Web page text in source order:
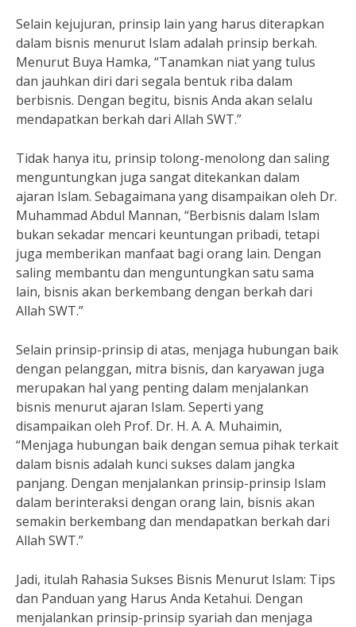
Selain kejujuran, prinsip lain yang harus diterapkan
dalam bisnis menurut Islam adalah prinsip berkah.
Menurut Buya Hamka, “Tanamkan niat yang tulus
dan jauhkan diri dari segala bentuk riba dalam
berbisnis. Dengan begitu, bisnis Anda akan selalu
mendapatkan berkah dari Allah SWT.”
Tidak hanya itu, prinsip tolong-menolong dan saling
menguntungkan juga sangat ditekankan dalam
ajaran Islam. Sebagaimana yang disampaikan oleh Dr.
Muhammad Abdul Mannan, “Berbisnis dalam Islam
bukan sekadar mencari keuntungan pribadi, tetapi
juga memberikan manfaat bagi orang lain. Dengan
saling membantu dan menguntungkan satu sama
lain, bisnis akan berkembang dengan berkah dari
Allah SWT.”
Selain prinsip-prinsip di atas, menjaga hubungan baik
dengan pelanggan, mitra bisnis, dan karyawan juga
merupakan hal yang penting dalam menjalankan
bisnis menurut ajaran Islam. Seperti yang
disampaikan oleh Prof. Dr. H. A. A. Muhaimin,
“Menjaga hubungan baik dengan semua pihak terkait
dalam bisnis adalah kunci sukses dalam jangka
panjang. Dengan menjalankan prinsip-prinsip Islam
dalam berinteraksi dengan orang lain, bisnis akan
semakin berkembang dan mendapatkan berkah dari
Allah SWT.”
Jadi, itulah Rahasia Sukses Bisnis Menurut Islam: Tips
dan Panduan yang Harus Anda Ketahui. Dengan
menjalankan prinsip-prinsip syariah dan menjaga